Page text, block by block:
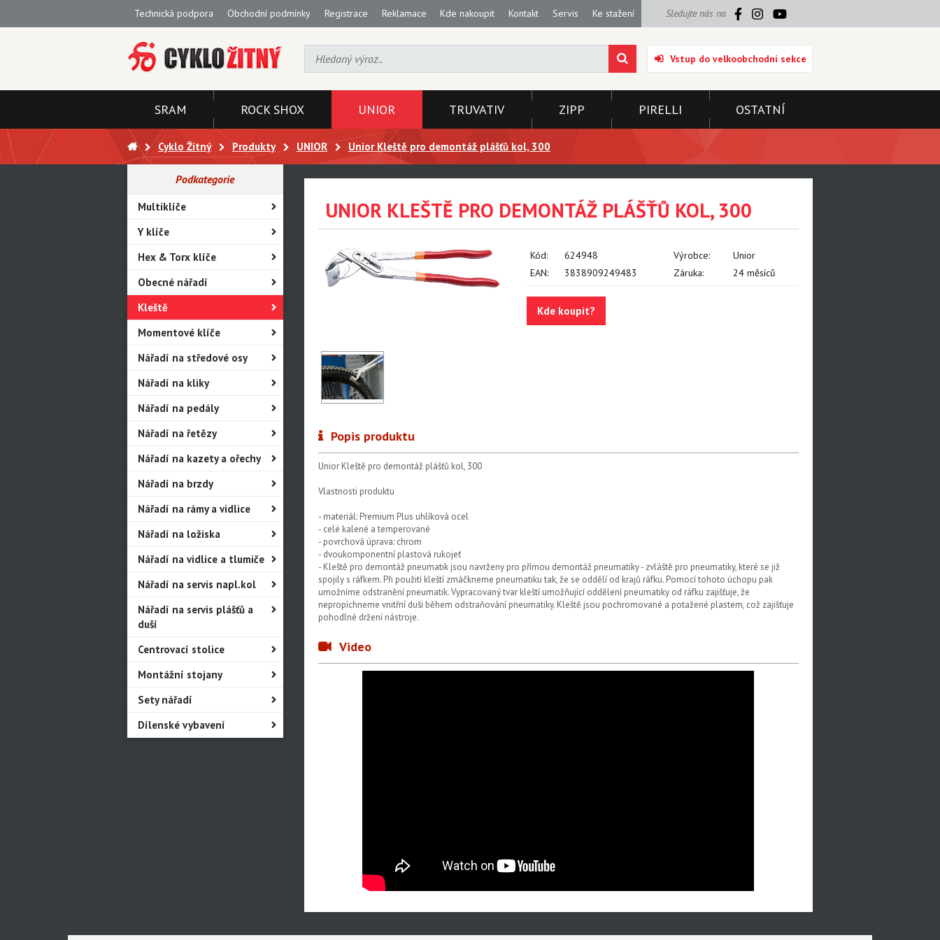
Technická podpora Obchodní podmínky Registrace Reklamace Kde nakoupit Kontakt Servis Ke stažení Sledujte nás na
Vstup do velkoobchodní sekce
SRAM ROCK SHOX UNIOR TRUVATIV ZIPP PIRELLI OSTATNÍ
Cyklo Žitný Produkty UNIOR Unior Kleště pro demontáž plášťů kol, 300
Podkategorie
Multiklíče
Y klíče
Hex & Torx klíče
Obecné nářadí
Kleště
Momentové klíče
Nářadí na středové osy
Nářadí na kliky
Nářadí na pedály
Nářadí na řetězy
Nářadí na kazety a ořechy
Nářadí na brzdy
Nářadí na rámy a vidlice
Nářadí na ložiska
Nářadí na vidlice a tlumiče
Nářadí na servis napl.kol
Nářadí na servis plášťů a
duší
Centrovací stolice
Montážní stojany
Sety nářadí
Dílenské vybavení
UNIOR KLEŠTĚ PRO DEMONTÁŽ PLÁŠŤŮ KOL, 300
Kód: 624948 Výrobce:
Unior
EAN:
3838909249483 Záruka: 24 měsíců
Kde koupit?
Popis produktu
Unior Kleště pro demontáž plášťů kol, 300
Vlastnosti produktu
- materiál: Premium Plus uhlíková ocel
- celé kalené a temperované
- povrchová úprava: chrom
- dvoukomponentní plastová rukojeť
- Kleště pro demontáž pneumatik jsou navrženy pro přímou demontáž pneumatiky - zvláště pro pneumatiky, které se již
spojily s ráfkem. Při použití kleští zmáčkneme pneumatiku tak, že se oddělí od krajů ráfku. Pomocí tohoto úchopu pak
umožníme odstranění pneumatik. Vypracovaný tvar kleští umožňující oddělení pneumatiky od ráfku zajišťuje, že
nepropíchneme vnitřní duši během odstraňování pneumatiky. Kleště jsou pochromované a potažené plastem, což zajišťuje
pohodlné držení nástroje.
Video